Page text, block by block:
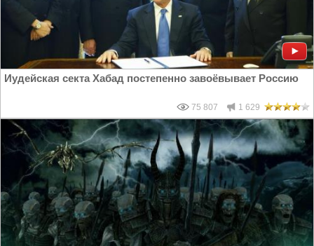
Иудейская секта Хабад постепенно завоёвывает Россию
75 807 1 629